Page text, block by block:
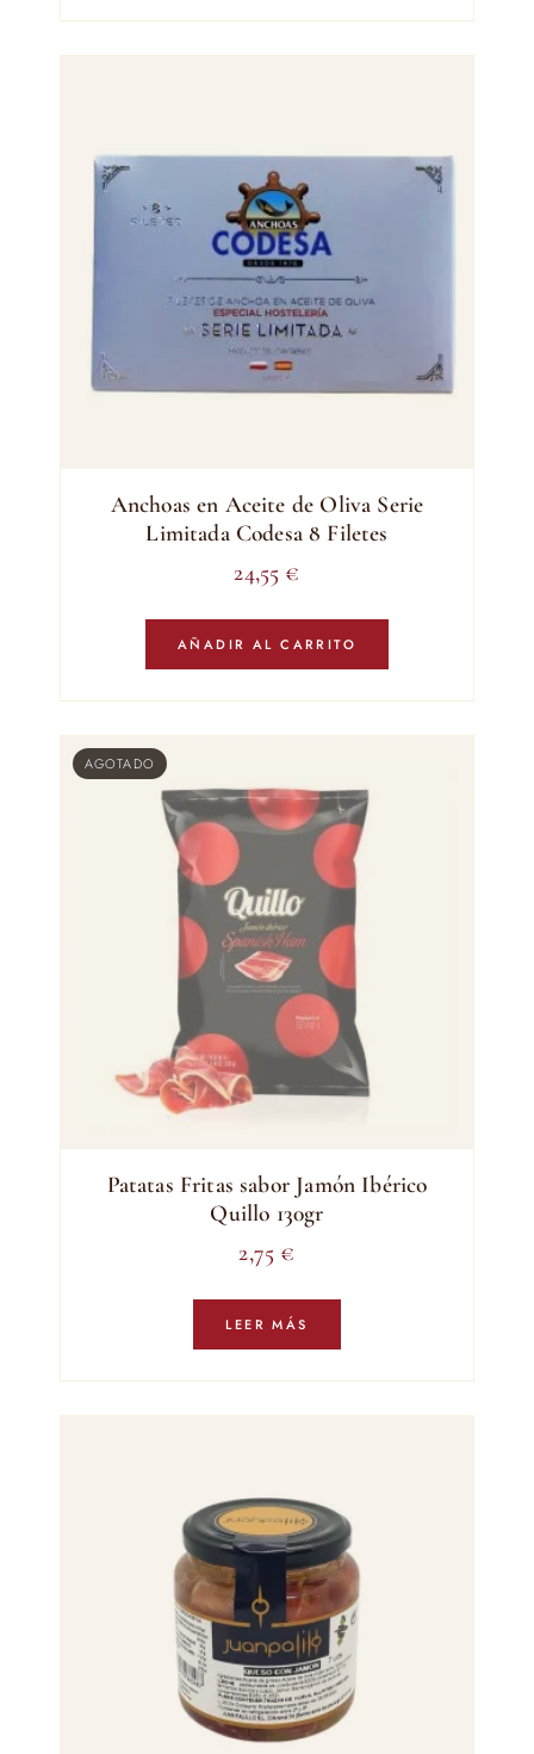
Anchoas en Aceite de Oliva Serie
Limitada Codesa 8 Filetes
24,55 €
AÑADIR AL CARRITO
AGOTADO
Patatas Fritas sabor Jamón Ibérico
Quillo 130gr
2,75 €
LEER MÁS